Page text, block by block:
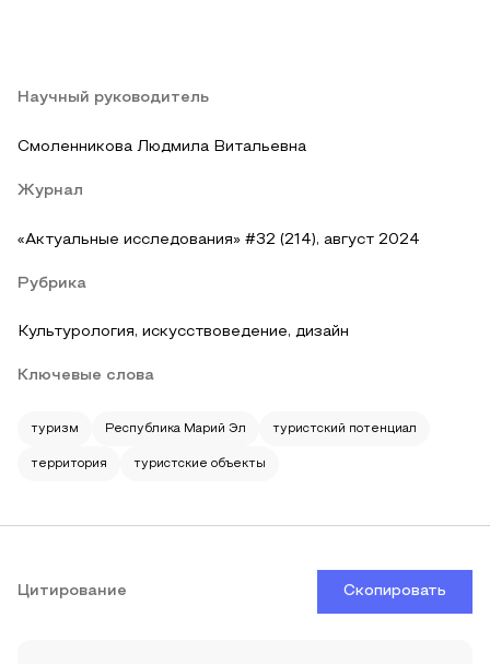
Научный руководитель
Смоленникова Людмила Витальевна
Журнал
«Актуальные исследования» #32 (214), август 2024
Рубрика
Культурология, искусствоведение, дизайн
Ключевые слова
туризм Республика Марий Эл туристский потенциал
территория туристские объекты
Цитирование Скопировать